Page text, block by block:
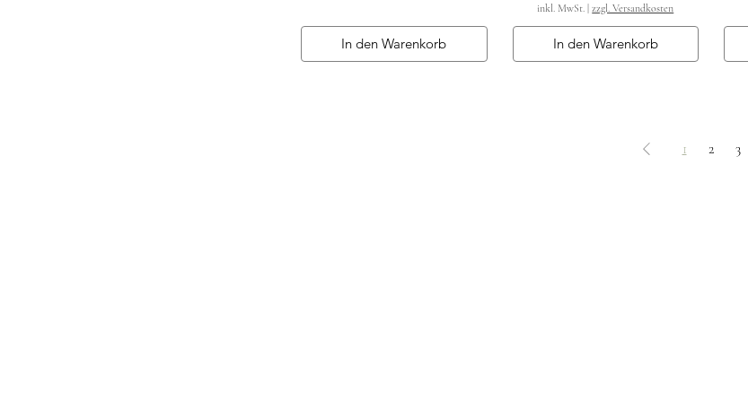
In den Warenkorb
inkl. MwSt. |zzgl. Versandkosten
In den Warenkorb
1 2 3